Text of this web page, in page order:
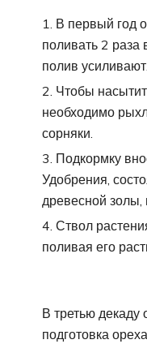
В первый год
поливать 2
полив усиливают.
Чтобы
необходимо
сорняки.
Подкормку
Удобрения,
древесной
Ствол
поливая его
В третью декаду
подготовка